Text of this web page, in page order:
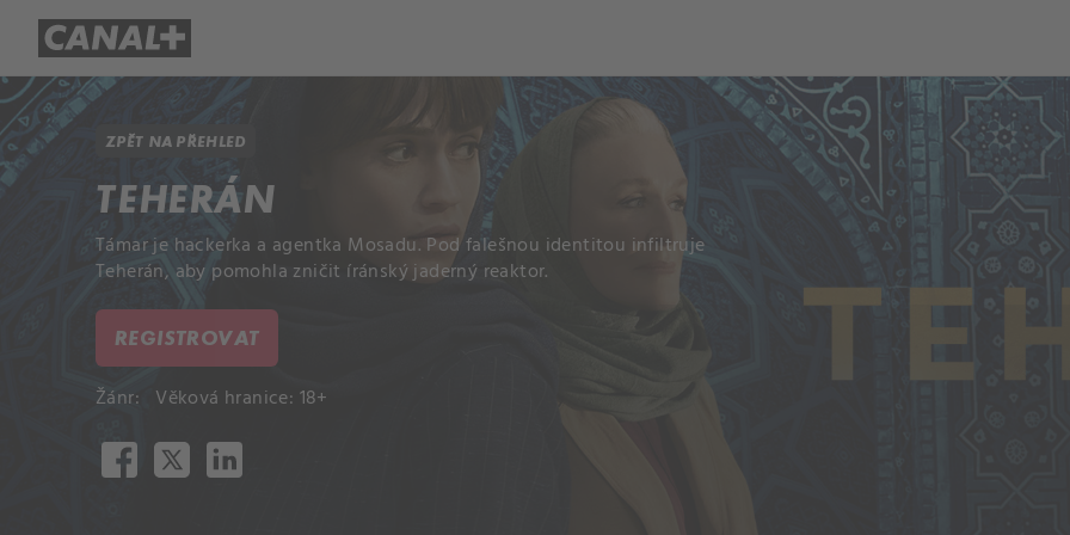
ZPĚT NA PŘEHLED
TEHERÁN
Támar je hackerka a agentka Mosadu. Pod falešnou identitou infiltruje
Teherán, aby pomohla zničit íránský jaderný reaktor.
REGISTROVAT
Žánr: Věková hranice: 18+